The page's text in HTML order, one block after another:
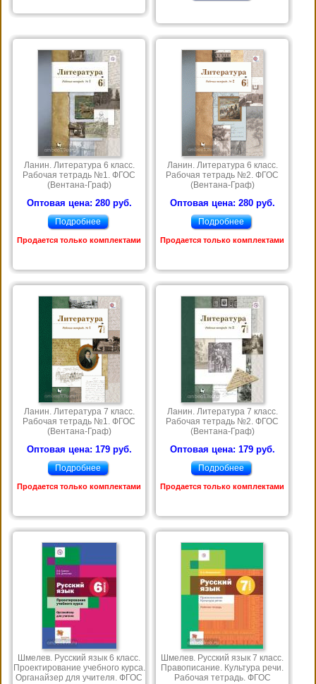
Ланин. Литература 6 класс.
Рабочая тетрадь №1. ФГОС
(Вентана-Граф)
Оптовая цена: 280 руб.
Подробнее
Продается только комплектами
Ланин. Литература 6 класс.
Рабочая тетрадь №2. ФГОС
(Вентана-Граф)
Оптовая цена: 280 руб.
Подробнее
Продается только комплектами
Ланин. Литература 7 класс.
Рабочая тетрадь №1. ФГОС
(Вентана-Граф)
Оптовая цена: 179 руб.
Подробнее
Продается только комплектами
Ланин. Литература 7 класс.
Рабочая тетрадь №2. ФГОС
(Вентана-Граф)
Оптовая цена: 179 руб.
Подробнее
Продается только комплектами
Шмелев. Русский язык 6 класс.
Проектирование учебного курса.
Органайзер для учителя. ФГОС
Шмелев. Русский язык 7 класс.
Правописание. Культура речи.
Рабочая тетрадь. ФГОС